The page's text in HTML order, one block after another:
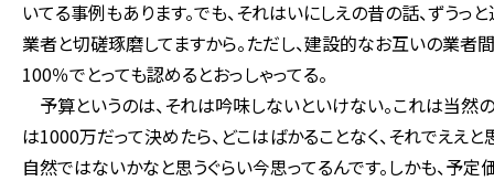
いてる事例もあります。でも、それはいにしえの昔の話、ずう
業者と切磋琢磨してますから。ただし、建設的なお互いの業者
100％でとっても認めるとおっしゃってる。
予算というのは、それは吟味しないといけない。これは当然
は1000万だって決めたら、どこはばかることなく、それでえ
自然ではないかなと思うぐらい今思ってるんです。しかも、予